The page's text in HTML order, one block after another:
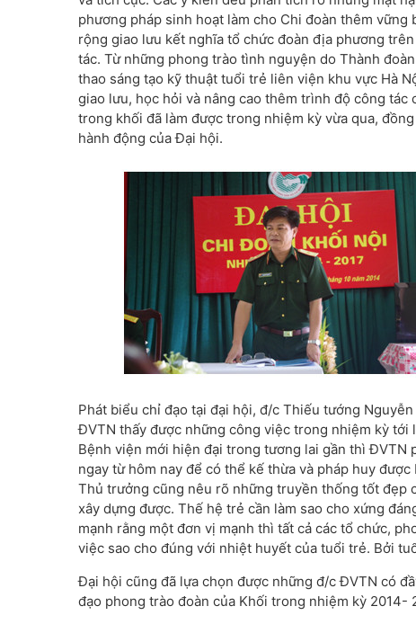
phương pháp sinh hoạt làm cho Chi đoàn thêm
rộng giao lưu kết nghĩa tổ chức đoàn địa phương
tác. Từ những phong trào tình nguyện do Thành
thao sáng tạo kỹ thuật tuổi trẻ liên viện khu vực Hà
giao lưu, học hỏi và nâng cao thêm trình độ công
trong khối đã làm được trong nhiệm kỳ vừa qua,
hành động của Đại hội.
Phát biểu chỉ đạo tại đại hội, đ/c Thiếu tướng
ĐVTN thấy được những công việc trong nhiệm kỳ tới
Bệnh viện mới hiện đại trong tương lai gần thì ĐVTN
ngay từ hôm nay để có thể kế thừa và pháp huy
Thủ trưởng cũng nêu rõ những truyền thống tốt đẹp
xây dựng được. Thế hệ trẻ cần làm sao cho xứng
mạnh rằng một đơn vị mạnh thì tất cả các tổ chức,
việc sao cho đúng với nhiệt huyết của tuổi trẻ. Bởi
Đại hội cũng đã lựa chọn được những đ/c ĐVTN có
đạo phong trào đoàn của Khối trong nhiệm kỳ 2014-